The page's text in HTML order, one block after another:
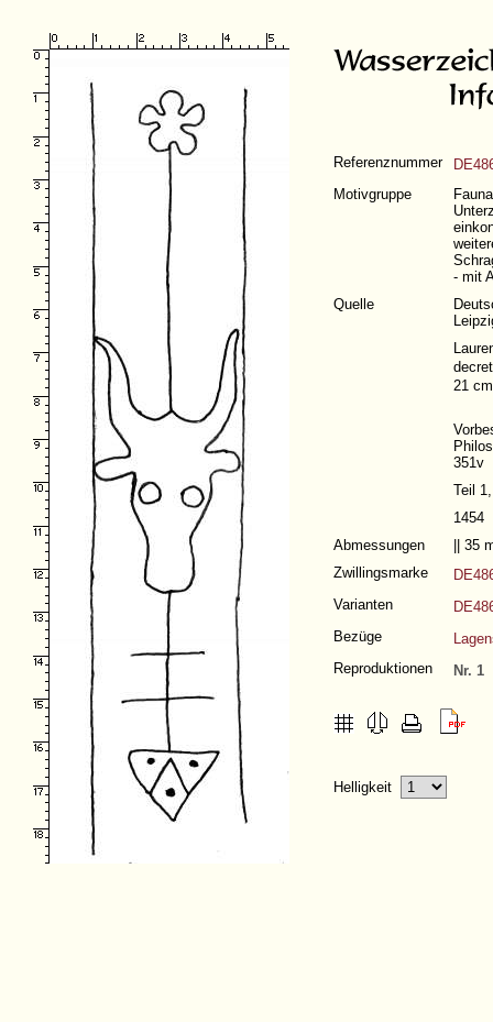
Referenznummer
Motivgruppe
- mit
Quelle
21
351v
Teil
1454
Abmessungen
|| 35
Zwillingsmarke
Varianten
Bezüge
Reproduktionen
Nr. 1
Helligkeit